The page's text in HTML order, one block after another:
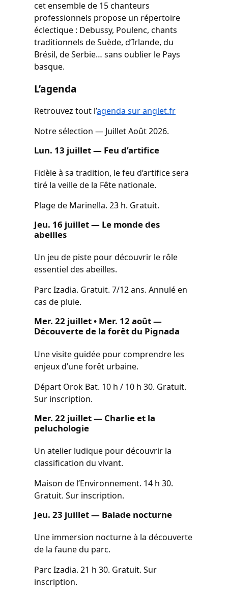
cet ensemble de 15 chanteurs
professionnels propose un répertoire
éclectique : Debussy, Poulenc, chants
traditionnels de Suède, d’Irlande, du
Brésil, de Serbie… sans oublier le Pays
basque.
L’agenda
Retrouvez tout l’agenda sur anglet.fr
Notre sélection — Juillet Août 2026.
Lun. 13 juillet — Feu d’artifice
Fidèle à sa tradition, le feu d’artifice sera
tiré la veille de la Fête nationale.
Plage de Marinella. 23 h. Gratuit.
Jeu. 16 juillet — Le monde des
abeilles
Un jeu de piste pour découvrir le rôle
essentiel des abeilles.
Parc Izadia. Gratuit. 7/12 ans. Annulé en
cas de pluie.
Mer. 22 juillet • Mer. 12 août —
Découverte de la forêt du Pignada
Une visite guidée pour comprendre les
enjeux d’une forêt urbaine.
Départ Orok Bat. 10 h / 10 h 30. Gratuit.
Sur inscription.
Mer. 22 juillet — Charlie et la
peluchologie
Un atelier ludique pour découvrir la
classification du vivant.
Maison de l’Environnement. 14 h 30.
Gratuit. Sur inscription.
Jeu. 23 juillet — Balade nocturne
Une immersion nocturne à la découverte
de la faune du parc.
Parc Izadia. 21 h 30. Gratuit. Sur
inscription.